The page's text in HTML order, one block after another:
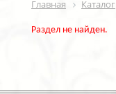
Главная Каталог
Раздел не найден.